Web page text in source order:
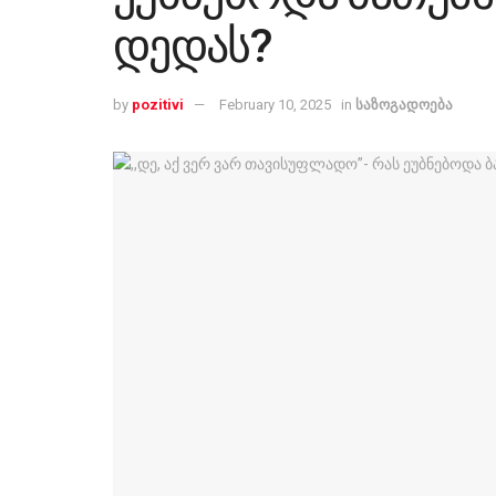
დედას?
by pozitivi February 10, 2025 in საზოგადოება